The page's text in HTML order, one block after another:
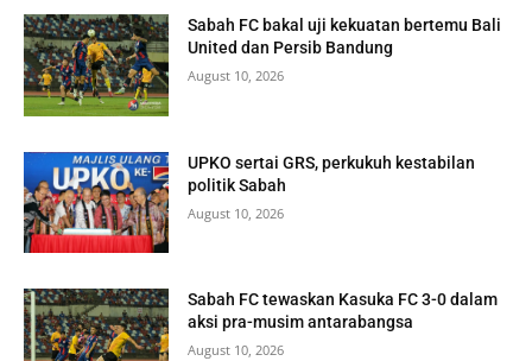
Sabah FC bakal uji kekuatan bertemu Bali
United dan Persib Bandung
August 10, 2026
UPKO sertai GRS, perkukuh kestabilan
politik Sabah
August 10, 2026
Sabah FC tewaskan Kasuka FC 3-0 dalam
aksi pra-musim antarabangsa
August 10, 2026